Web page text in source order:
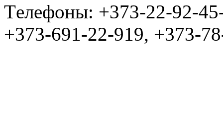
Tелефоны: +373-22-92-
+373-691-22-919, +373-